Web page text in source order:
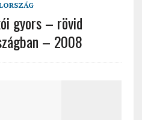
gyors – rövid
– 2008